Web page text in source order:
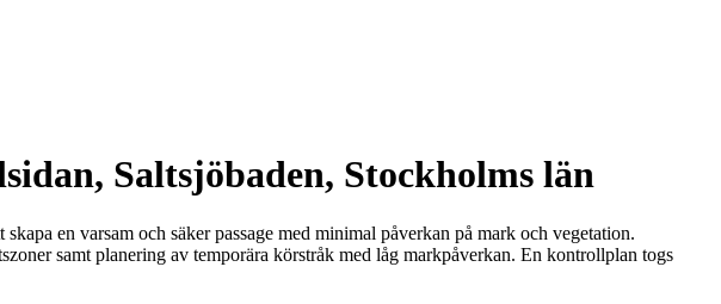
Saltsjöbaden, Stockholms län
en varsam och säker passage med minimal påverkan på mark och vegetation.
samt planering av temporära körstråk med låg markpåverkan. En kontrollplan togs